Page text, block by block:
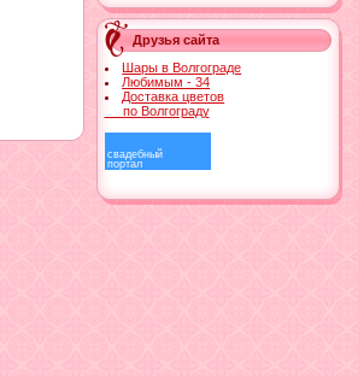
Друзья сайта
Шары в Волгограде
Любимым - 34
Доставка цветов
по Волгограду
свадебный
портал